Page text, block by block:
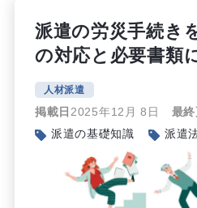
派遣の労災手続き
の対応と必要書類
人材派遣
掲載日 2025年12月 8日 最終
派遣の基礎知識
派遣